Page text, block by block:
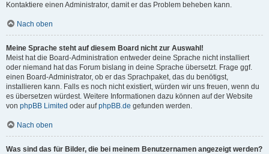
Kontaktiere einen Administrator, damit er das Problem beheben kann.
Nach oben
Meine Sprache steht auf diesem Board nicht zur Auswahl!
Meist hat die Board-Administration entweder deine Sprache nicht installiert
oder niemand hat das Forum bislang in deine Sprache übersetzt. Frage ggf.
einen Board-Administrator, ob er das Sprachpaket, das du benötigst,
installieren kann. Falls es noch nicht existiert, würden wir uns freuen, wenn du
es übersetzen würdest. Weitere Informationen dazu können auf der Website
von phpBB Limited oder aufphpBB.de gefunden werden.
Nach oben
Was sind das für Bilder, die bei meinem Benutzernamen angezeigt werden?